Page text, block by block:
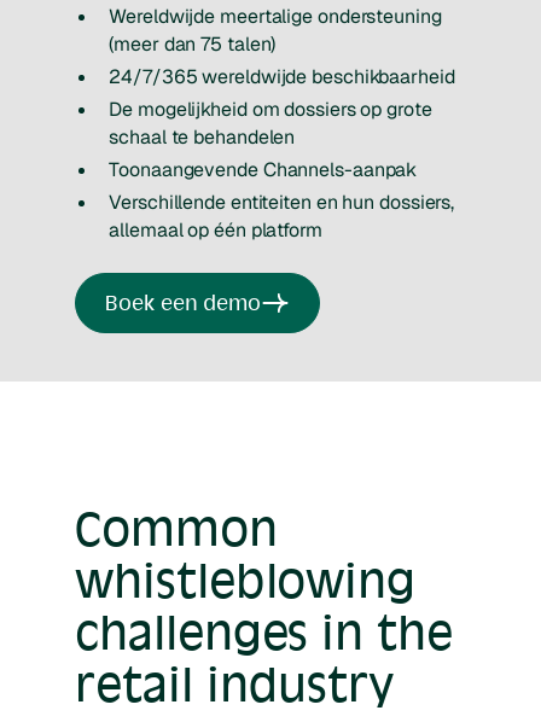
Wereldwijde meertalige ondersteuning
(meer dan 75 talen)
24/7/365 wereldwijde beschikbaarheid
De mogelijkheid om dossiers op grote
schaal te behandelen
Toonaangevende Channels-aanpak
Verschillende entiteiten en hun dossiers,
allemaal op één platform
Boek een demo
Common
whistleblowing
challenges in the
retail industry